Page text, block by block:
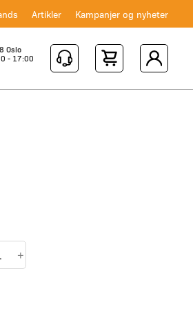
Artikler Kampanjer og nyheter
Oslo
- 17:00
Shopping Cart
+